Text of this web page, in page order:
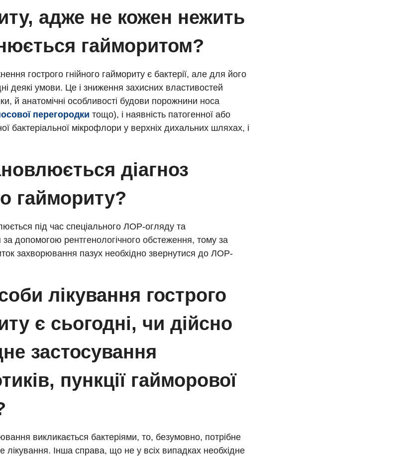
адже не кожен нежить
гайморитом?
гострого гнійного гаймориту є бактерії, але для його
деякі умови. Це і зниження захисних властивостей
й анатомічні особливості будови порожнини носа
перегородки тощо), і наявність патогенної або
бактеріальної мікрофлори у верхніх дихальних шляхах, і
діагноз
гаймориту?
під час спеціального ЛОР-огляду та
за допомогою рентгенологічного обстеження, тому за
захворювання пазух необхідно звернутися до ЛОР-
лікування гострого
є сьогодні, чи дійсно
застосування
пункції гайморової
викликається бактеріями, то, безумовно, потрібне
лікування. Інша справа, що не у всіх випадках необхідне